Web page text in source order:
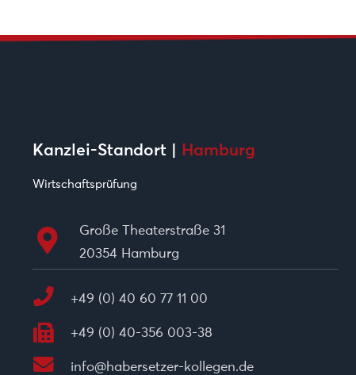
Kanzlei-Standort | Hamburg
Wirtschaftsprüfung
Große Theaterstraße 31
20354 Hamburg
+49 (0) 40 60 77 11 00
+49 (0) 40-356 003-38
info@habersetzer-kollegen.de